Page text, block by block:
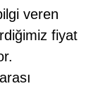
veren
fiyat